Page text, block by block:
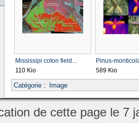
Mississipi coton field...
110 Kio
Pinus-
589 Kio
Catégorie: Image
de cette page le 7